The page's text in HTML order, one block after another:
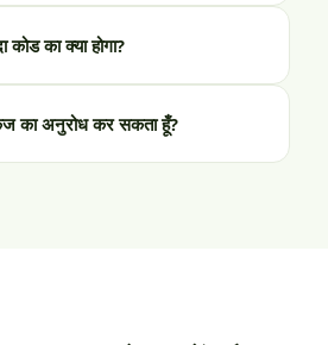
कोड का क्या होगा?
का अनुरोध कर सकता हूँ?